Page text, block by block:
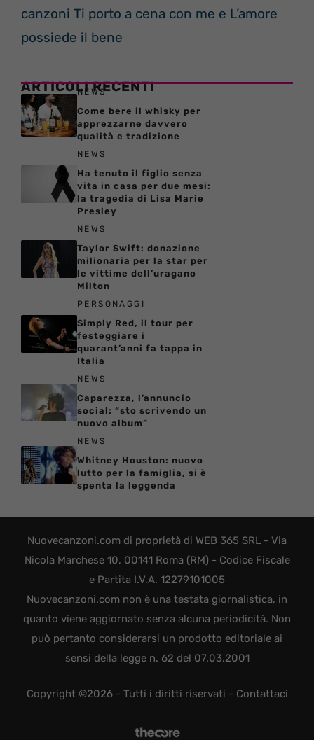
canzoni Ti porto a cena con me e L’amore
possiede il bene
ARTICOLI RECENTI
NEWS
Come bere il whisky per
apprezzarne davvero
qualità e tradizione
NEWS
Ha tenuto il figlio senza
vita in casa per due mesi:
la tragedia di Lisa Marie
Presley
NEWS
Taylor Swift: donazione
milionaria per la star per
le vittime dell’uragano
Milton
PERSONAGGI
Simply Red, il tour per
festeggiare i
quarant’anni fa tappa in
Italia
NEWS
Caparezza, l’annuncio
social: “sto scrivendo un
nuovo album”
NEWS
Whitney Houston: nuovo
lutto per la famiglia, si è
spenta la leggenda
Nuovecanzoni.com di proprietà di WEB 365 SRL - Via
Nicola Marchese 10, 00141 Roma (RM) - Codice Fiscale
e Partita I.V.A. 12279101005
Nuovecanzoni.com non è una testata giornalistica, in
quanto viene aggiornato senza alcuna periodicità. Non
può pertanto considerarsi un prodotto editoriale ai
sensi della legge n. 62 del 07.03.2001
Copyright ©2026 - Tutti i diritti riservati - Contattaci